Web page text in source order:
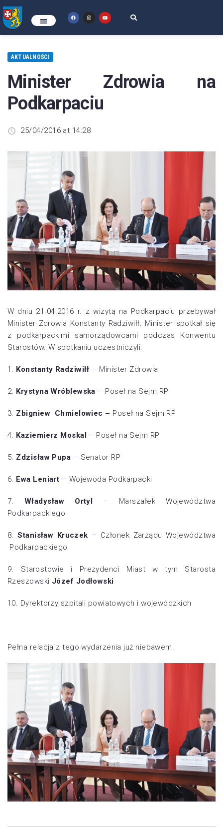
AKTUALNOŚCI
Minister Zdrowia na
Podkarpaciu
25/04/2016 at 14:28
W dniu 21.04.2016 r. z wizytą na Podkarpaciu przebywał
Minister Zdrowia Konstanty Radziwiłł. Minister spotkał się
z podkarpackimi samorządowcami podczas Konwentu
Starostów. W spotkaniu uczestniczyli:
1. Konstanty Radziwiłł – Minister Zdrowia
2. Krystyna Wróblewska – Poseł na Sejm RP
3. Zbigniew Chmielowiec – Poseł na Sejm RP
4. Kaziemierz Moskal – Poseł na Sejm RP
5. Zdzisław Pupa – Senator RP
6. Ewa Leniart – Wojewoda Podkarpacki
7. Władysław Ortyl
– Marszałek Województwa
Podkarpackiego
8.Stanisław Kruczek – Członek Zarządu Województwa
Podkarpackiego
9. Starostowie i Prezydenci Miast w tym Starosta
Rzeszowski Józef Jodłowski
10. Dyrektorzy szpitali powiatowych i wojewódzkich
Pełna relacja z tego wydarzenia już niebawem.